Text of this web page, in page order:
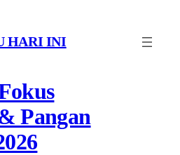
HARI INI
Pangan